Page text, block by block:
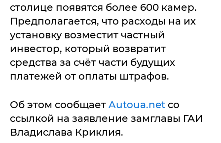
столице появятся более 600 камер.
Предполагается, что расходы на их
установку возместит частный
инвестор, который возвратит
средства за счёт части будущих
платежей от оплаты штрафов.
Об этом сообщает Autoua.net со
ссылкой на заявление замглавы ГАИ
Владислава Криклия.